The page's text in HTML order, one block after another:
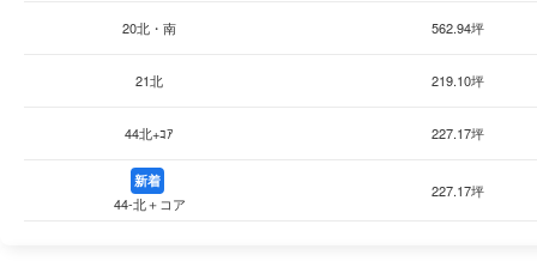
20北・南 562.94坪
21北 219.10坪
44北+ｺｱ 227.17坪
新着
44-北＋コア
227.17坪